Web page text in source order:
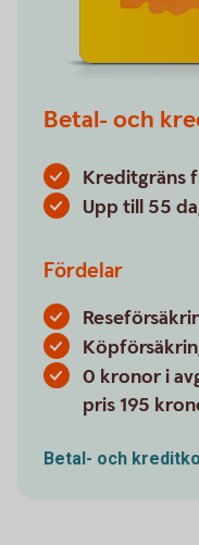
Betal- och
Kreditgräns
Upp till 55
Fördelar
0 kronor i
pris 195
Betal- och